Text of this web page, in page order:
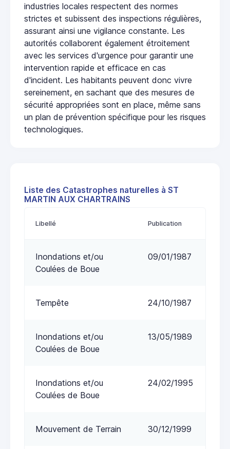
industries locales respectent des normes
strictes et subissent des inspections régulières,
assurant ainsi une vigilance constante. Les
autorités collaborent également étroitement
avec les services d'urgence pour garantir une
intervention rapide et efficace en cas
d'incident. Les habitants peuvent donc vivre
sereinement, en sachant que des mesures de
sécurité appropriées sont en place, même sans
un plan de prévention spécifique pour les risques
technologiques.
Liste des Catastrophes naturelles à ST
MARTIN AUX CHARTRAINS
Libellé Publication
Inondations et/ou
Coulées de Boue
09/01/1987
Tempête 24/10/1987
Inondations et/ou
Coulées de Boue
13/05/1989
Inondations et/ou
Coulées de Boue
24/02/1995
Mouvement de Terrain 30/12/1999